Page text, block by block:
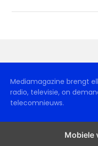
Mediamagazine brengt
radio, televisie, on
telecomnieuws.
Mobiele